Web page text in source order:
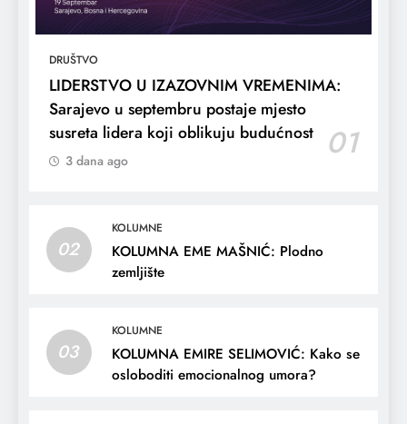
DRUŠTVO
LIDERSTVO U IZAZOVNIM VREMENIMA:
Sarajevo u septembru postaje mjesto
susreta lidera koji oblikuju budućnost
01
3 dana ago
02
KOLUMNE
KOLUMNA EME MAŠNIĆ: Plodno
zemljište
03
KOLUMNE
KOLUMNA EMIRE SELIMOVIĆ: Kako se
osloboditi emocionalnog umora?